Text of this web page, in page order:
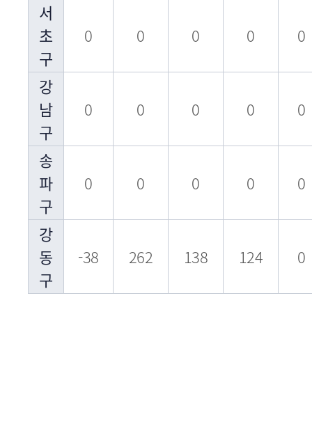
서
초
구
0 0 0 0 0
강
남
구
0 0 0 0 0
송
파
구
0 0 0 0 0
강
동
구
-38 262 138 124 0